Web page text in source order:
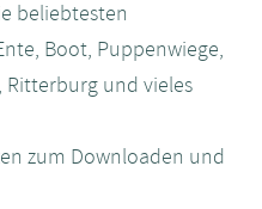
beliebtesten
Boot, Puppenwiege,
Ritterburg und vieles
zum Downloaden und